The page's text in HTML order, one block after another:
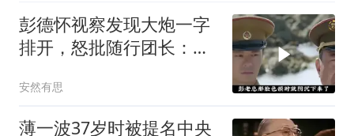
彭德怀视察发现大炮一字
排开，怒批随行团长：你
安然有思
薄一波37岁时被提名中央